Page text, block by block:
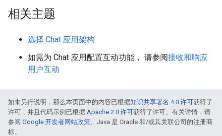
相关主题
选择 Chat 应用架构
如需为 Chat 应用配置互动功能， 请参阅接收和响应
用户互动
如未另行说明，那么本页面中的内容已根据知识共享署名 4.0 许可获得了
许可，并且代码示例已根据 Apache 2.0 许可获得了许可。有关详情，请
参阅 Google 开发者网站政策。Java 是 Oracle 和/或其关联公司的注册商
标。